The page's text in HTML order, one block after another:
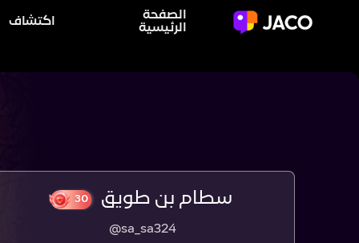
الصفحة
الرئيسية
اكتشاف
سطام بن طويق
@sa_sa324